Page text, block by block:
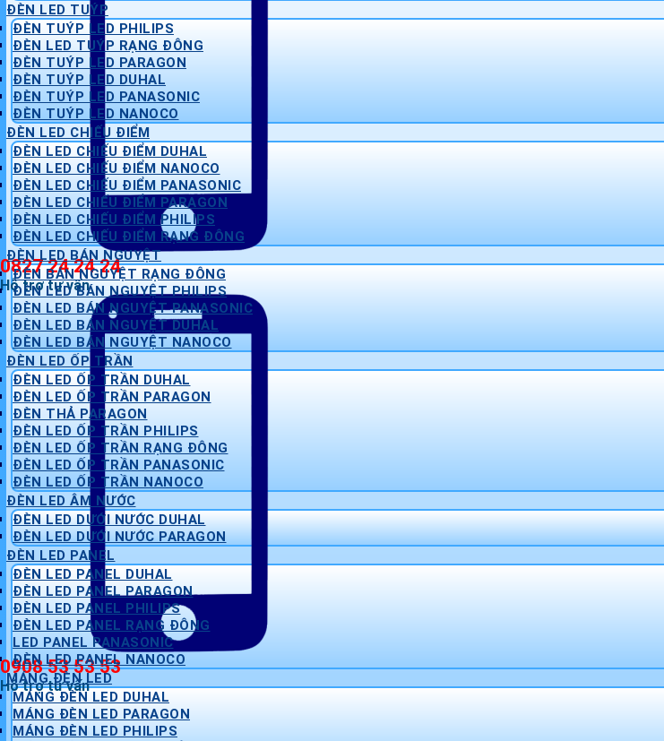
0827 24 24 24
Hỗ trợ tư vấn
0908 53 53 53
Hỗ trợ tư vấn
ĐÈN LED TUÝP
ĐÈN TUÝP LED PHILIPS
ĐÈN LED TUÝP RẠNG ĐÔNG
ĐÈN TUÝP LED PARAGON
ĐÈN TUÝP LED DUHAL
ĐÈN TUÝP LED PANASONIC
ĐÈN TUÝP LED NANOCO
ĐÈN LED CHIẾU ĐIỂM
ĐÈN LED CHIẾU ĐIỂM DUHAL
ĐÈN LED CHIẾU ĐIỂM NANOCO
ĐÈN LED CHIẾU ĐIỂM PANASONIC
ĐÈN LED CHIẾU ĐIỂM PARAGON
ĐÈN LED CHIẾU ĐIỂM PHILIPS
ĐÈN LED CHIẾU ĐIỂM RẠNG ĐÔNG
ĐÈN LED BÁN NGUYỆT
ĐÈN BÁN NGUYỆT RẠNG ĐÔNG
ĐÈN LED BÁN NGUYỆT PHILIPS
ĐÈN LED BÁN NGUYỆT PANASONIC
ĐÈN LED BÁN NGUYỆT DUHAL
ĐÈN LED BÁN NGUYỆT NANOCO
ĐÈN LED ỐP TRẦN
ĐÈN LED ỐP TRẦN DUHAL
ĐÈN LED ỐP TRẦN PARAGON
ĐÈN THẢ PARAGON
ĐÈN LED ỐP TRẦN PHILIPS
ĐÈN LED ỐP TRẦN RẠNG ĐÔNG
ĐÈN LED ỐP TRẦN PANASONIC
ĐÈN LED ỐP TRẦN NANOCO
ĐÈN LED ÂM NƯỚC
ĐÈN LED DƯỚI NƯỚC DUHAL
ĐÈN LED DƯỚI NƯỚC PARAGON
ĐÈN LED PANEL
ĐÈN LED PANEL DUHAL
ĐÈN LED PANEL PARAGON
ĐÈN LED PANEL PHILIPS
ĐÈN LED PANEL RẠNG ĐÔNG
LED PANEL PANASONIC
ĐÈN LED PANEL NANOCO
MÁNG ĐÈN LED
MÁNG ĐÈN LED DUHAL
MÁNG ĐÈN LED PARAGON
MÁNG ĐÈN LED PHILIPS